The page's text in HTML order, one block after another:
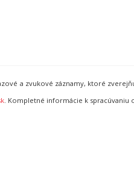
a zvukové záznamy, ktoré
. Kompletné informácie k spracúvaniu